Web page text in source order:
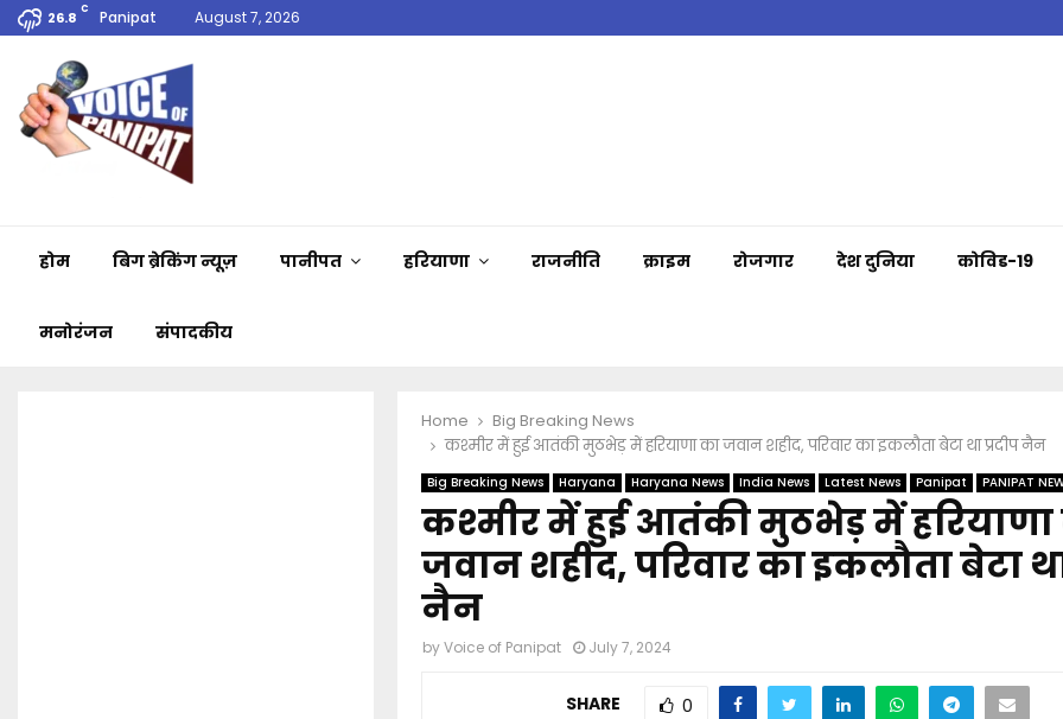
26.8 C Panipat August 7, 2026
होम बिग ब्रेकिंग न्यूज़ पानीपत हरियाणा राजनीति क्राइम रोजगार देश दुनिया कोविड-19
मनोरंजन संपादकीय
Home
Big Breaking News
कश्मीर में हुई आतंकी मुठभेड़ में हरियाणा का जवान शहीद, परिवार का इकलौता बेटा था प्रदीप नैन
Big Breaking News Haryana Haryana News India News Latest News Panipat PANIPAT
कश्मीर में हुई आतंकी मुठभेड़ में हरियाणा
जवान शहीद, परिवार का इकलौता बेटा था
नैन
byVoice of Panipat July 7, 2024
SHARE 0